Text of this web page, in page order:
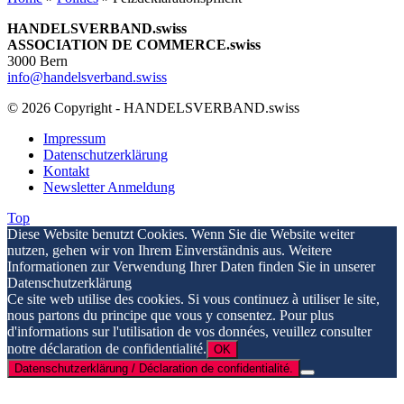
HANDELSVERBAND.swiss
ASSOCIATION DE COMMERCE.swiss
3000 Bern
info@handelsverband.swiss
© 2026 Copyright - HANDELSVERBAND.swiss
Impressum
Datenschutzerklärung
Kontakt
Newsletter Anmeldung
Top
Diese Website benutzt Cookies. Wenn Sie die Website weiter
nutzen, gehen wir von Ihrem Einverständnis aus. Weitere
Informationen zur Verwendung Ihrer Daten finden Sie in unserer
Datenschutzerklärung
Ce site web utilise des cookies. Si vous continuez à utiliser le site,
nous partons du principe que vous y consentez. Pour plus
d'informations sur l'utilisation de vos données, veuillez consulter
notre déclaration de confidentialité. OK
Datenschutzerklärung / Déclaration de confidentialité.